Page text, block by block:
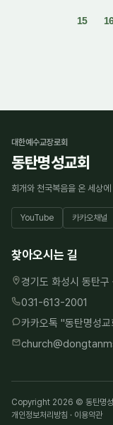
15 16
대한예수교장로회
동탄명성교회
회개와 천국복음을 온 세상에
YouTube 카카오채널
찾아오시는 길
경기도 화성시 동탄
031-613-2001
카카오톡 "동탄명성교
Copyright 2026 © 동탄명성
개인정보처리방침 · 이용약관